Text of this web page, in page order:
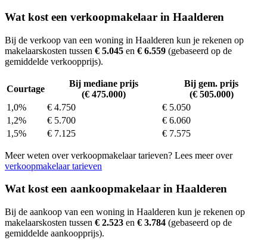
Wat kost een verkoopmakelaar in Haalderen
Bij de verkoop van een woning in Haalderen kun je rekenen op
makelaarskosten tussen € 5.045 en € 6.559 (gebaseerd op de
gemiddelde verkoopprijs).
Courtage
Bij mediane prijs
(€ 475.000)
Bij gem. prijs
(€ 505.000)
1,0%
€ 4.750
€ 5.050
1,2%
€ 5.700
€ 6.060
1,5%
€ 7.125 € 7.575
Meer weten over verkoopmakelaar tarieven? Lees meer over
verkoopmakelaar tarieven
Wat kost een aankoopmakelaar in Haalderen
Bij de aankoop van een woning in Haalderen kun je rekenen op
makelaarskosten tussen € 2.523 en € 3.784 (gebaseerd op de
gemiddelde aankoopprijs).